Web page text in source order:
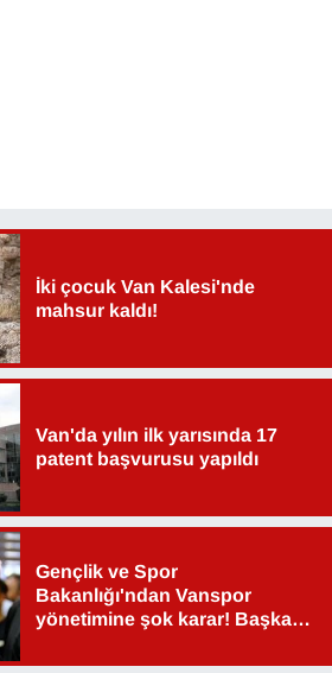
İki çocuk Van Kalesi'nde
mahsur kaldı!
Van'da yılın ilk yarısında 17
patent başvurusu yapıldı
Gençlik ve Spor
Bakanlığı'ndan Vanspor
yönetimine şok karar! Başkan